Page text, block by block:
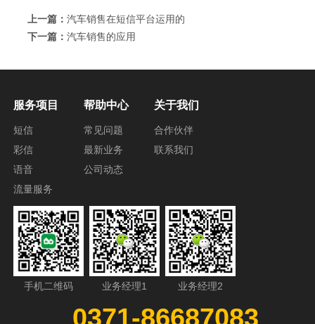
上一篇： 汽车销售在短信平台运用的
下一篇： 汽车销售的应用
服务项目
短信
彩信
语音
流量服务
帮助中心
常见问题
最新业务
公司动态
关于我们
合作伙伴
联系我们
手机二维码 业务经理1 业务经理2
0371-86687083